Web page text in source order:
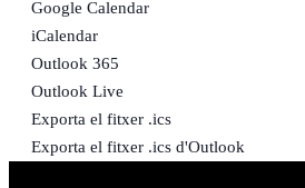
Google Calendar
iCalendar
Outlook 365
Outlook Live
Exporta el fitxer .ics
Exporta el fitxer .ics d'Outlook